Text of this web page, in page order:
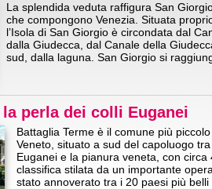
La splendida veduta raffigura San
che compongono Venezia. Situata
l’Isola di San Giorgio è circondata dal
dalla Giudecca, dal Canale della
sud, dalla laguna. San Giorgio si
perla dei colli Euganei
Battaglia Terme è il comune più
Veneto, situato a sud del capoluogo
Euganei e la pianura veneta, con
classifica stilata da un importante
stato annoverato tra i 20 paesi più